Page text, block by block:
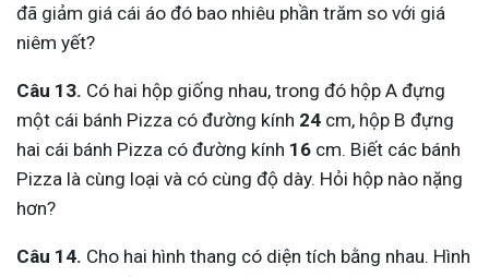
đã giảm giá cái áo đó bao nhiêu phần trăm so với giá
niêm yết?
Câu 13. Có hai hộp giống nhau, trong đó hộp A đựng
một cái bánh Pizza có đường kính 24 cm, hộp B đựng
hai cái bánh Pizza có đường kính 16 cm. Biết các bánh
Pizza là cùng loại và có cùng độ dày. Hỏi hộp nào nặng
hơn?
Câu 14. Cho hai hình thang có diện tích bằng nhau. Hình